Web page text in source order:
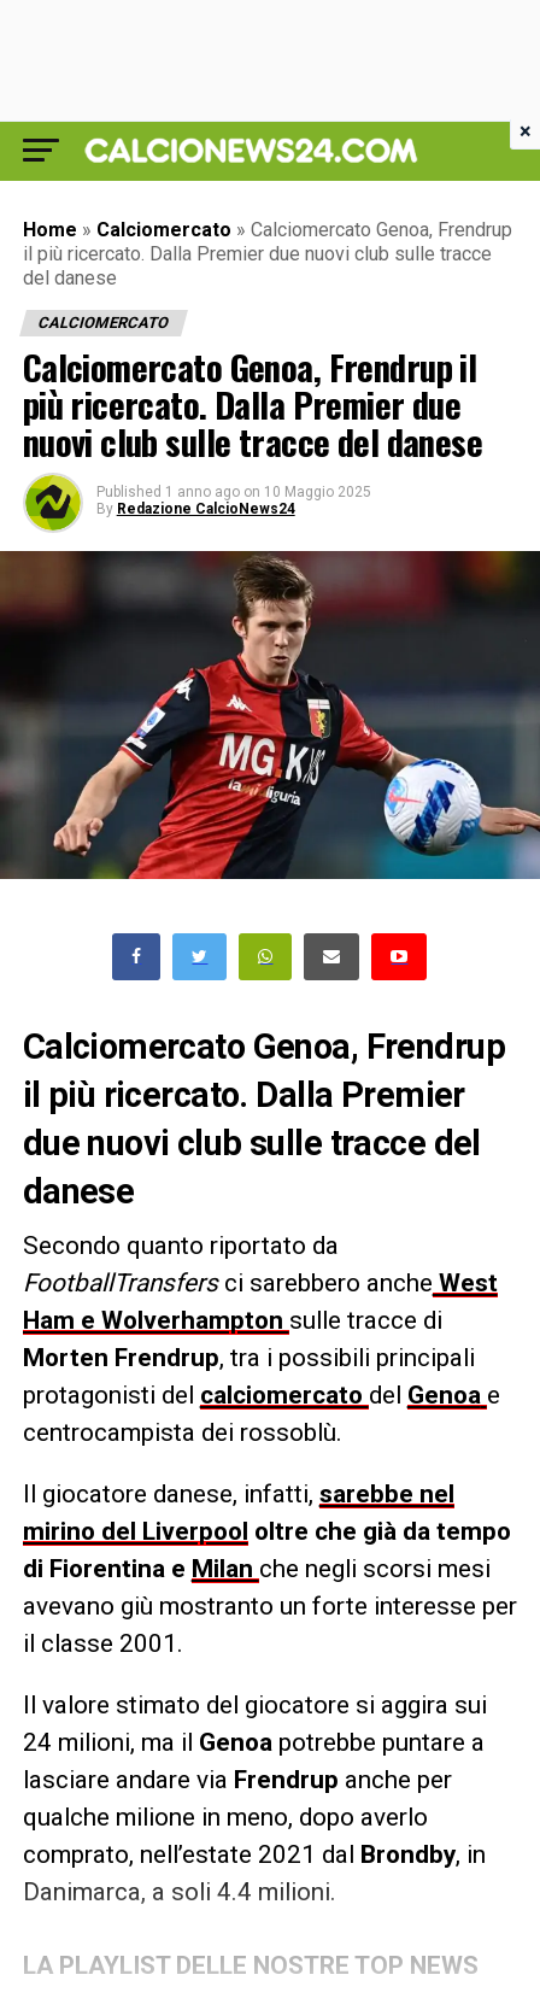
Home » Calciomercato » Calciomercato Genoa, Frendrup
il più ricercato. Dalla Premier due nuovi club sulle tracce
del danese
CALCIOMERCATO
Calciomercato Genoa, Frendrup il
più ricercato. Dalla Premier due
nuovi club sulle tracce del danese
Published 1 anno ago on 10 Maggio 2025
By Redazione CalcioNews24
Calciomercato Genoa, Frendrup
il più ricercato. Dalla Premier
due nuovi club sulle tracce del
danese
Secondo quanto riportato da
FootballTransfersci sarebbero anche West
Ham e Wolverhampton sulle tracce di
Morten Frendrup, tra i possibili principali
protagonisti del calciomercato del Genoa e
centrocampista dei rossoblù.
Il giocatore danese, infatti, sarebbe nel
mirino del Liverpool oltre che già da tempo
di Fiorentina e Milan che negli scorsi mesi
avevano giù mostranto un forte interesse per
il classe 2001.
Il valore stimato del giocatore si aggira sui
24 milioni, ma il Genoa potrebbe puntare a
lasciare andare via Frendrup anche per
qualche milione in meno, dopo averlo
comprato, nell’estate 2021 dal Brondby, in
Danimarca, a soli 4.4 milioni.
LA PLAYLIST DELLE NOSTRE TOP NEWS
×